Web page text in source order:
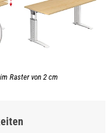
Raster von 2 cm